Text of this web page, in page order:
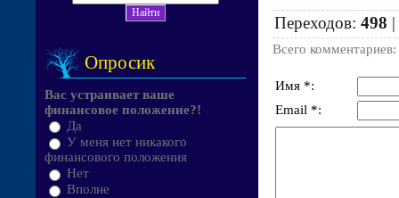
Опросик
Вас устраивает ваше
финансовое положение?!
Да
У меня нет никакого
финансового положения
Нет
Вполне
Переходов: 498 |
Всего комментариев:
Имя *:
Email *: